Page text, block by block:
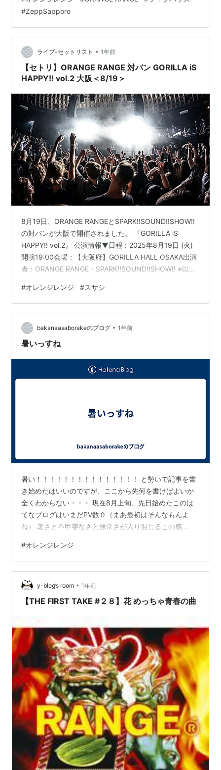
ブこんなだったよ ・秋分の日の札幌の服装ってこんなだ
よ 的なことをまとめました。 感想を共有したくてライブ
レポをググってみたけど、まじでひとつもヒットしなく
て、もうブログの時代オワタ…書くのやめよかなと思っ
たけど、イケナイ太陽令和verの精神を受け継いで、平…
#ZeppSapporo
ライブ-セットリスト • 1年前
【セトリ】ORANGE RANGE 対バン GORILLA iS
HAPPY!! vol.2 大阪＜8/19＞
8月19日、ORANGE RANGEとSPARK!!SOUND!!SHOW!!
の対バンが大阪で開催されました。 『GORILLA iS
HAPPY!! vol.2』 公演情報▼日程：2025年8月19日 (火)
開演19:00会場：【大阪府】GORILLA HALL OSAKA出演
者：ORANGE RANGE・SPARK!!SOUND!!SHOW!! ※以
GORILLA iS HAPPY!! vol.2 8/19 大阪 GORILLA HALL
OSAKA セットリスト▼ ・ORANGE RANGE 1. イケナイ
太陽2. 裸足のチェッコリー3. …
#オレンジレンジ #スサシ
bakanaasaborakeのブログ • 1年前
暑いっすね
暑い！！！！！！！！！！！！！！！ と勢いで記事を書
き始めたはいいのですが、ここから先何を書けばよいか
全くわからない・・・ 現在8月上旬、先日始めたこのは
てなブログはいまだPV数０（まあ最初はそんなもんよ
ね） 暑さと不甲斐なさと無常さが入り混じるこの感
オレンジレンジってそろそろ夏の季語になってもいいと
思うんですよね。 なんでならないのかな もうなってる？
最近すごい人気で。リバイバルってやつですか？ やっぱ
りみんな平成を求めているんだなぁ
#オレンジレンジ
y-blog’s room • 1年前
【THE FIRST TAKE #２８】花 めっちゃ青春の曲